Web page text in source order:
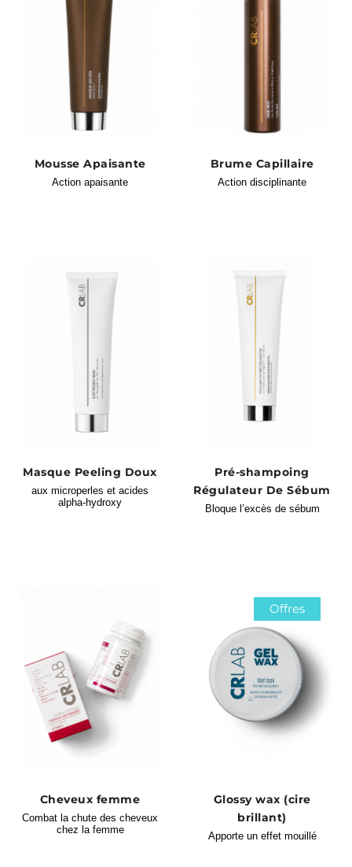
Mousse Apaisante
Action apaisante
Brume Capillaire
Action disciplinante
Masque Peeling Doux
aux microperles et acides
alpha-hydroxy
Pré-shampoing
Régulateur De Sébum
Bloque l’excès de sébum
Cheveux femme
Combat la chute des cheveux
chez la femme
Offres
Glossy wax (cire
brillant)
Apporte un effet mouillé